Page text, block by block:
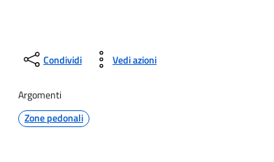
Condividi Vedi azioni
Argomenti
Zone pedonali